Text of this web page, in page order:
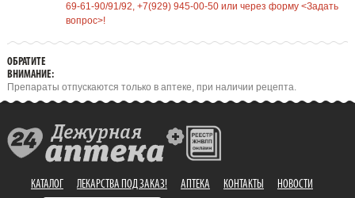
69-61-90/91/92, +7(929) 945-00-50 или через форму <Задать
вопрос>!
ОБРАТИТЕ
ВНИМАНИЕ:
Препараты отпускаются только в аптеке, при наличии рецепта.
КАТАЛОГ ЛЕКАРСТВА ПОД ЗАКАЗ! АПТЕКА КОНТАКТЫ НОВОСТИ